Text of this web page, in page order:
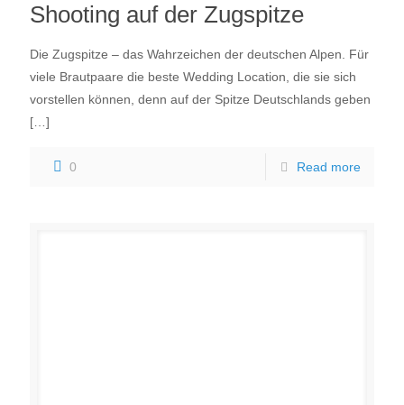
Shooting auf der Zugspitze
Die Zugspitze – das Wahrzeichen der deutschen Alpen. Für
viele Brautpaare die beste Wedding Location, die sie sich
vorstellen können, denn auf der Spitze Deutschlands geben
[…]
0 Read more